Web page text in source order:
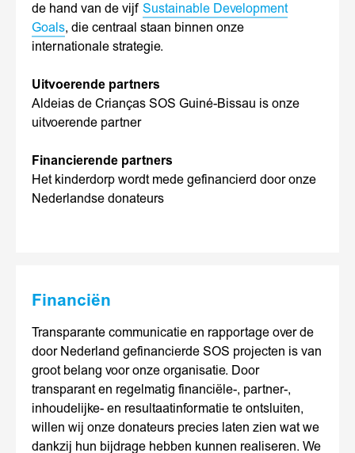
de hand van de vijf Sustainable Development
Goals, die centraal staan binnen onze
internationale strategie.
Uitvoerende partners
Aldeias de Crianças SOS Guiné-Bissau is onze
uitvoerende partner
Financierende partners
Het kinderdorp wordt mede gefinancierd door onze
Nederlandse donateurs
Financiën
Transparante communicatie en rapportage over de
door Nederland gefinancierde SOS projecten is van
groot belang voor onze organisatie. Door
transparant en regelmatig financiële-, partner-,
inhoudelijke- en resultaatinformatie te ontsluiten,
willen wij onze donateurs precies laten zien wat we
dankzij hun bijdrage hebben kunnen realiseren. We